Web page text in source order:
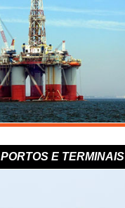
Outros Minérios
PORTOS E TERMINAIS